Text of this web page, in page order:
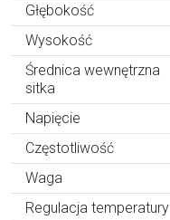
Głębokość
Wysokość
Średnica wewnętrzna
sitka
Napięcie
Częstotliwość
Waga
Regulacja temperatury